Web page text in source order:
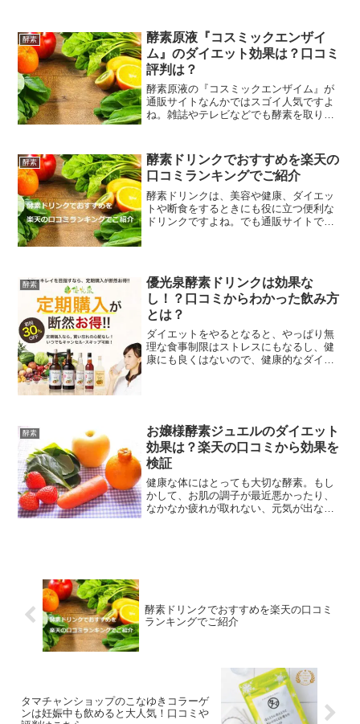
酵素
酵素原液『コスミックエンザイ
ム』のダイエット効果は？口コミ
評判は？
酵素原液の『コスミックエンザイム』が
通販サイトなんかではスゴイ人気ですよ
ね。雑誌やテレビなどでも酵素を取り扱
判が高いのがコスミックエンザイム。で
も、本当に飲むだけで痩せ...
酵素
酵素ドリンクでおすすめを楽天の
口コミランキングでご紹介
酵素ドリンクは、美容や健康、ダイエッ
トや断食をするときにも役に立つ便利な
ドリンクですよね。でも通販サイトで検
を楽天の口コミランキングからご紹介し
ていきたいと思います。どれにしようか
迷ってるという方も、購入するときの参
考にしてみてくださいね＾＾
酵素
優光泉酵素ドリンクは効果な
し！？口コミからわかった飲み方
とは？
ダイエットをやるとなると、やっぱり無
理な食事制限はストレスにもなるし、健
康にも良くはないので、健康的なダイエ
介します。また効果なしの声は本当なの
かも検証していきます。
酵素
お嬢様酵素ジュエルのダイエット
効果は？楽天の口コミから効果を
検証
健康な体にはとっても大切な酵素。もし
かして、お肌の調子が最近悪かったり、
なかなか疲れが取れない、元気が出な
酵素ドリンクでおすすめを楽天の口コミ
ランキングでご紹介
タマチャンショップのこなゆきコラーゲ
ンは妊娠中も飲めると大人気！口コミや